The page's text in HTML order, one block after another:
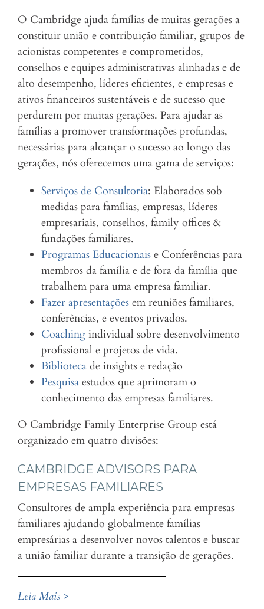
O Cambridge ajuda famílias de muitas gerações a
constituir união e contribuição familiar, grupos de
acionistas competentes e comprometidos,
conselhos e equipes administrativas alinhadas e de
alto desempenho, líderes eficientes, e empresas e
ativos financeiros sustentáveis e de sucesso que
perdurem por muitas gerações. Para ajudar as
famílias a promover transformações profundas,
necessárias para alcançar o sucesso ao longo das
gerações, nós oferecemos uma gama de serviços:
Serviços de Consultoria: Elaborados sob
medidas para famílias, empresas, líderes
empresariais, conselhos, family offices &
fundações familiares.
Programas Educacionais e Conferências para
membros da família e de fora da família que
trabalhem para uma empresa familiar.
Fazer apresentações em reuniões familiares,
conferências, e eventos privados.
Coaching individual sobre desenvolvimento
profissional e projetos de vida.
Biblioteca de insights e redação
Pesquisa estudos que aprimoram o
conhecimento das empresas familiares.
O Cambridge Family Enterprise Group está
organizado em quatro divisões:
CAMBRIDGE ADVISORS PARA
EMPRESAS FAMILIARES
Consultores de ampla experiência para empresas
familiares ajudando globalmente famílias
empresárias a desenvolver novos talentos e buscar
a união familiar durante a transição de gerações.
Leia Mais >